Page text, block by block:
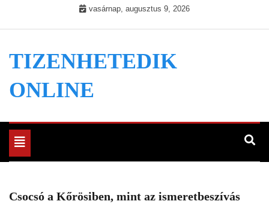
vasárnap, augusztus 9, 2026
TIZENHETEDIK
ONLINE
Toggle
navigation
Csocsó a Kőrösiben, mint az ismeretbeszívás